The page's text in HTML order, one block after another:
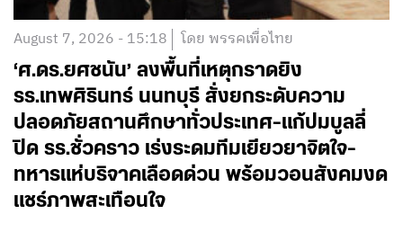
August 7, 2026 - 15:18 โดย พรรคเพื่อไทย
‘ศ.ดร.ยศชนัน’ ลงพื้นที่เหตุกราดยิง
รร.เทพศิรินทร์ นนทบุรี สั่งยกระดับความ
ปลอดภัยสถานศึกษาทั่วประเทศ-แก้ปมบูลลี่
ปิด รร.ชั่วคราว เร่งระดมทีมเยียวยาจิตใจ-
ทหารแห่บริจาคเลือดด่วน พร้อมวอนสังคมงด
แชร์ภาพสะเทือนใจ